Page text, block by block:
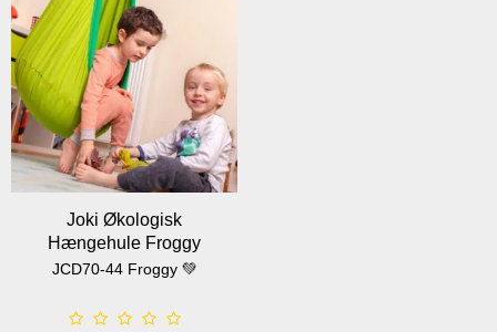
Joki Økologisk
Hængehule Froggy
JCD70-44 Froggy 💚